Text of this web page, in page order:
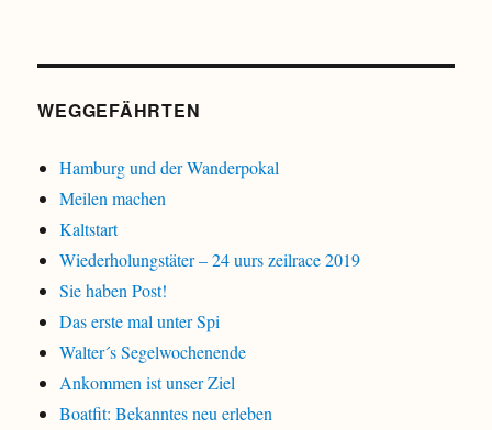
WEGGEFÄHRTEN
Hamburg und der Wanderpokal
Meilen machen
Kaltstart
Wiederholungstäter – 24 uurs zeilrace 2019
Sie haben Post!
Das erste mal unter Spi
Walter´s Segelwochenende
Ankommen ist unser Ziel
Boatfit: Bekanntes neu erleben